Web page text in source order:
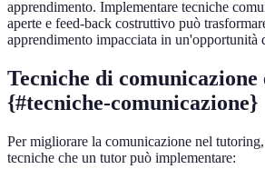
apprendimento. Implementare tecniche
aperte e feed-back costruttivo può
apprendimento impacciata in un'opportunità
Tecniche di comunicazione
{#tecniche-comunicazione}
Per migliorare la comunicazione nel
tecniche che un tutor può implementare: